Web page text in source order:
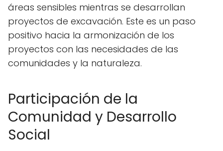
áreas sensibles mientras se desarrollan
proyectos de excavación. Este es un paso
positivo hacia la armonización de los
proyectos con las necesidades de las
comunidades y la naturaleza.
Participación de la
Comunidad y Desarrollo
Social